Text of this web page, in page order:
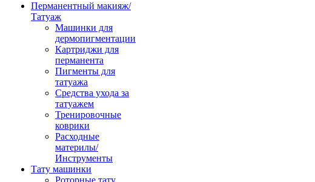
Перманентный макияж/
Татуаж
Машинки для
дермопигментации
Картриджи для
перманента
Пигменты для
татуажа
Средства ухода за
татуажем
Тренировочные
коврики
Расходные
материлы/
Инструменты
Тату машинки
Роторные тату